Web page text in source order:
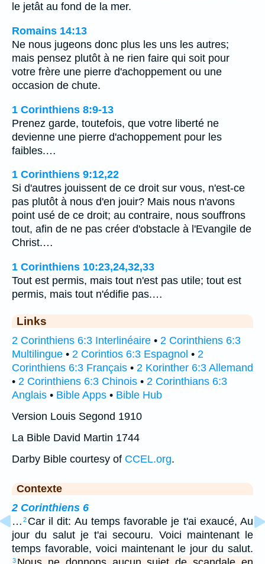
le jetât au fond de la mer.
Romains 14:13
Ne nous jugeons donc plus les uns les autres;
mais pensez plutôt à ne rien faire qui soit pour
votre frère une pierre d'achoppement ou une
occasion de chute.
1 Corinthiens 8:9-13
Prenez garde, toutefois, que votre liberté ne
devienne une pierre d'achoppement pour les
faibles.…
1 Corinthiens 9:12,22
Si d'autres jouissent de ce droit sur vous, n'est-ce
pas plutôt à nous d'en jouir? Mais nous n'avons
point usé de ce droit; au contraire, nous souffrons
tout, afin de ne pas créer d'obstacle à l'Evangile de
Christ.…
1 Corinthiens 10:23,24,32,33
Tout est permis, mais tout n'est pas utile; tout est
permis, mais tout n'édifie pas.…
Links
2 Corinthiens 6:3 Interlinéaire • 2 Corinthiens 6:3
Multilingue • 2 Corintios 6:3 Espagnol • 2
Corinthiens 6:3 Français • 2 Korinther 6:3 Allemand
• 2 Corinthiens 6:3 Chinois • 2 Corinthians 6:3
Anglais • Bible Apps • Bible Hub
Version Louis Segond 1910
La Bible David Martin 1744
Darby Bible courtesy of CCEL.org.
Contexte
2 Corinthiens 6
… 2 Car il dit: Au temps favorable je t'ai exaucé, Au
jour du salut je t'ai secouru. Voici maintenant le
temps favorable, voici maintenant le jour du salut.
3